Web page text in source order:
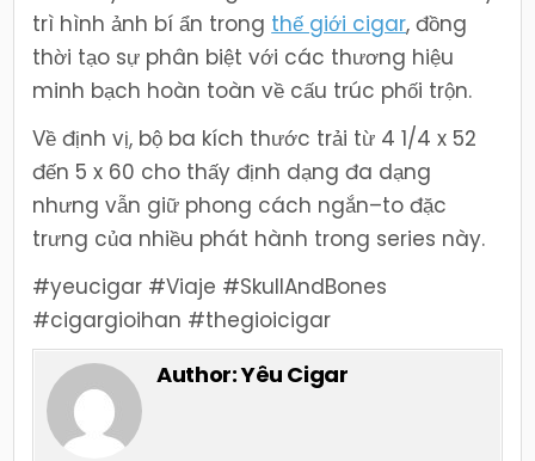
trì hình ảnh bí ẩn trong thế giới cigar, đồng
thời tạo sự phân biệt với các thương hiệu
minh bạch hoàn toàn về cấu trúc phối trộn.
Về định vị, bộ ba kích thước trải từ 4 1/4 x 52
đến 5 x 60 cho thấy định dạng đa dạng
nhưng vẫn giữ phong cách ngắn–to đặc
trưng của nhiều phát hành trong series này.
#yeucigar #Viaje #SkullAndBones
#cigargioihan #thegioicigar
Author:Yêu Cigar